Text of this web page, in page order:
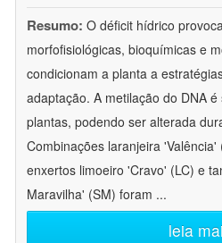
Resumo: O déficit hídrico
morfofisiológicas, bioquímicas e
condicionam a planta a
adaptação. A metilação do DNA
plantas, podendo ser alterada
Combinações laranjeira
enxertos limoeiro 'Cravo' (LC) e
Maravilha' (SM) foram ...
leia